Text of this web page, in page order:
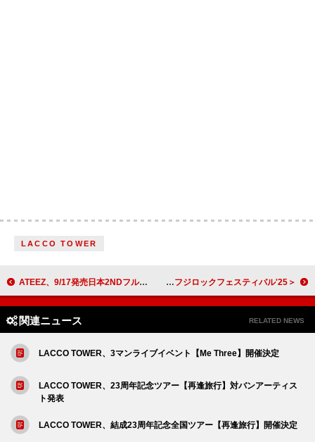
LACCO TOWER
ATEEZ、9/17発売日本2NDフルAL『Ashes to Light』よりタイトル曲「Ash」MVティザー第1弾公開 ＜連載＞石若駿のワッツアップ通信 Vol.3 ～フジロックフェスティバル'25。～
関連ニュース RELATED NEWS
LACCO TOWER、3マンライブイベント【Me Three】開催決定
LACCO TOWER、23周年記念ツアー【再逢旅行】対バンアーティス
ト発表
LACCO TOWER、結成23周年記念全国ツアー【再逢旅行】開催決定